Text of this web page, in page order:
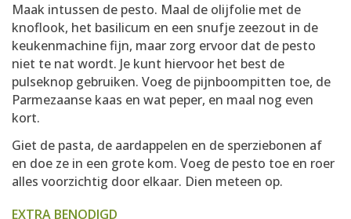
Maak intussen de pesto. Maal de olijfolie met de
knoflook, het basilicum en een snufje zeezout in de
keukenmachine fijn, maar zorg ervoor dat de pesto
niet te nat wordt. Je kunt hiervoor het best de
pulseknop gebruiken. Voeg de pijnboompitten toe, de
Parmezaanse kaas en wat peper, en maal nog even
kort.
Giet de pasta, de aardappelen en de sperziebonen af
en doe ze in een grote kom. Voeg de pesto toe en roer
alles voorzichtig door elkaar. Dien meteen op.
EXTRA BENODIGD